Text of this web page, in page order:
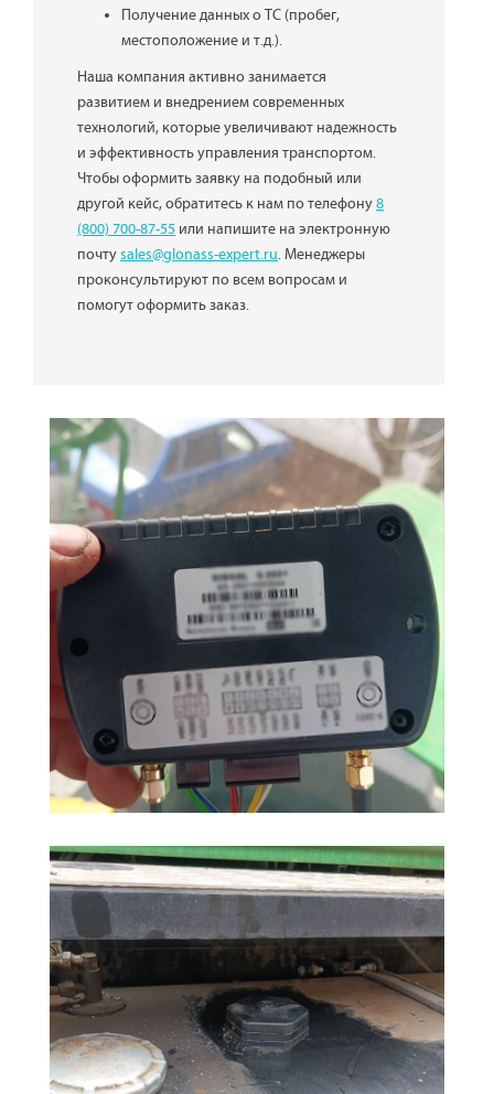
Получение данных о ТС (пробег,
местоположение и т.д.).
Наша компания активно занимается
развитием и внедрением современных
технологий, которые увеличивают надежность
и эффективность управления транспортом.
Чтобы оформить заявку на подобный или
другой кейс, обратитесь к нам по телефону8
(800) 700-87-55 или напишите на электронную
почтуsales@glonass-expert.ru. Менеджеры
проконсультируют по всем вопросам и
помогут оформить заказ.